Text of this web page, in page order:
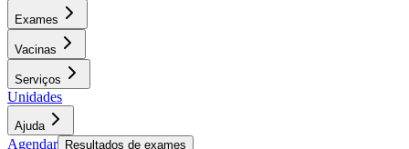
Exames
Vacinas
Serviços
Unidades
Ajuda
Agendar Resultados de exames